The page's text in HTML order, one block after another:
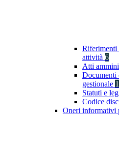
Riferimenti
attività 6
Atti
Documenti
gestionale 1
Statuti e
Codice
Oneri informativi